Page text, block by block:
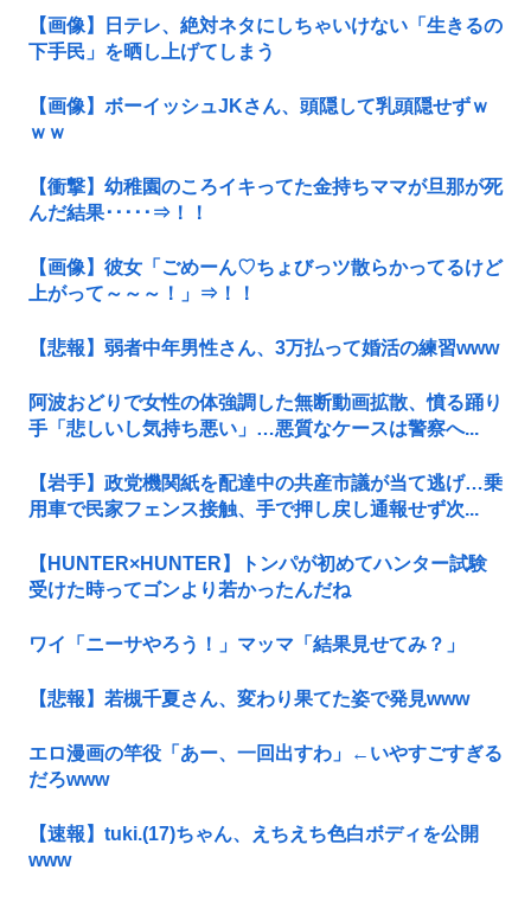
【画像】日テレ、絶対ネタにしちゃいけない「生きるの
下手民」を晒し上げてしまう
【画像】ボーイッシュJKさん、頭隠して乳頭隠せずｗ
ｗｗ
【衝撃】幼稚園のころイキってた金持ちママが旦那が死
んだ結果･････⇒！！
【画像】彼女「ごめーん♡ちょびっツ散らかってるけど
上がって～～～！」⇒！！
【悲報】弱者中年男性さん、3万払って婚活の練習www
阿波おどりで女性の体強調した無断動画拡散、憤る踊り
手「悲しいし気持ち悪い」…悪質なケースは警察へ...
【岩手】政党機関紙を配達中の共産市議が当て逃げ…乗
用車で民家フェンス接触、手で押し戻し通報せず次...
【HUNTER×HUNTER】トンパが初めてハンター試験
受けた時ってゴンより若かったんだね
ワイ「ニーサやろう！」マッマ「結果見せてみ？」
【悲報】若槻千夏さん、変わり果てた姿で発見www
エロ漫画の竿役「あー、一回出すわ」←いやすごすぎる
だろwww
【速報】tuki.(17)ちゃん、えちえち色白ボディを公開
www